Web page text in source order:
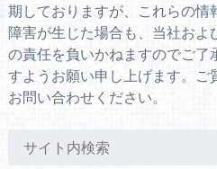
期しておりますが、これらの情
障害が生じた場合も、当社およ
の責任を負いかねますのでご了
すようお願い申し上げます。ご
お問い合わせください。